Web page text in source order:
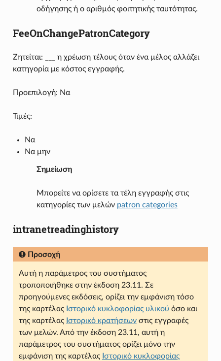
οδήγησης ή ο αριθμός φοιτητικής ταυτότητας.
FeeOnChangePatronCategory
Ζητείται: ___ η χρέωση τέλους όταν ένα μέλος αλλάζει
κατηγορία με κόστος εγγραφής.
Προεπιλογή: Να
Τιμές:
Να
Να μην
Σημείωση
Μπορείτε να ορίσετε τα τέλη εγγραφής στις
κατηγορίες των μελών patron categories
intranetreadinghistory
Προσοχή
Αυτή η παράμετρος του συστήματος
τροποποιήθηκε στην έκδοση 23.11. Σε
προηγούμενες εκδόσεις, ορίζει την εμφάνιση τόσο
της καρτέλας Ιστορικό κυκλοφορίας υλικού όσο και
της καρτέλας Ιστορικό κρατήσεωνστις εγγραφές
των μελών. Από την έκδοση 23.11, αυτή η
παράμετρος του συστήματος ορίζει μόνο την
εμφάνιση της καρτέλας Ιστορικό κυκλοφορίας